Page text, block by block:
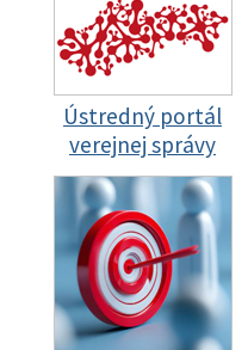
Ústredný portál
verejnej správy